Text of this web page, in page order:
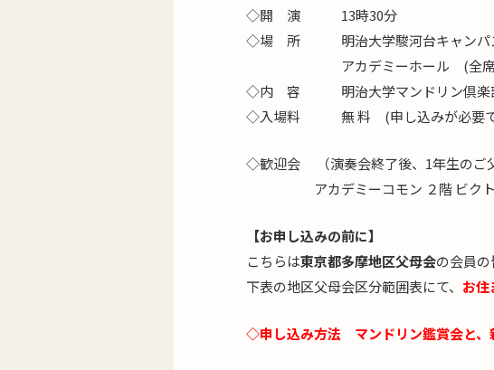
◇開 演 13時30分
◇場 所 明治大学駿河台キャンパ
アカデミーホール (全席
◇内 容 明治大学マンドリン倶楽
◇入場料 無 料 (申し込みが必要
◇歓迎会 （演奏会終了後、1年生のご
アカデミーコモン ２階 ビクト
【お申し込みの前に】
こちらは東京都多摩地区父母会の会員の
下表の地区父母会区分範囲表にて、 お住
◇申し込み方法 マンドリン鑑賞会と、